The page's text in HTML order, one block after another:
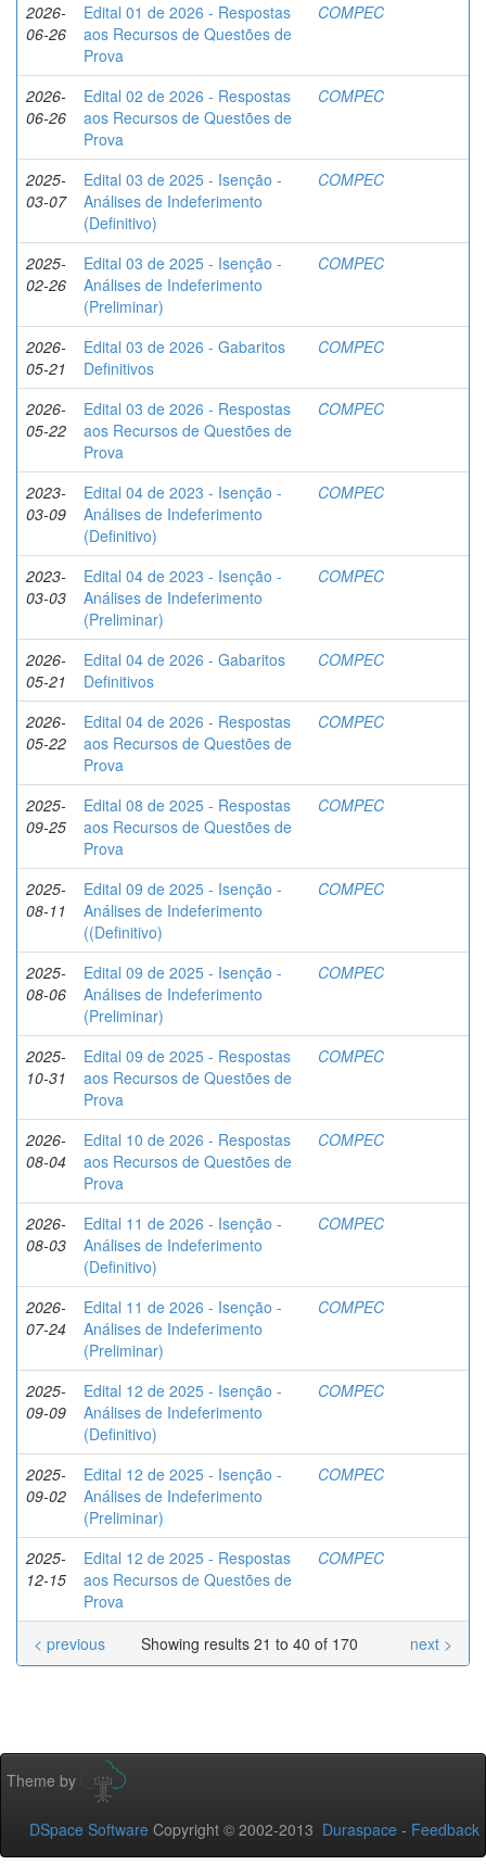
2026-
06-26
Edital 01 de 2026 - Respostas
aos Recursos de Questões de
Prova
COMPEC
2026-
06-26
Edital 02 de 2026 - Respostas
aos Recursos de Questões de
Prova
COMPEC
2025-
03-07
Edital 03 de 2025 - Isenção -
Análises de Indeferimento
(Definitivo)
COMPEC
2025-
02-26
Edital 03 de 2025 - Isenção -
Análises de Indeferimento
(Preliminar)
COMPEC
2026-
05-21
Edital 03 de 2026 - Gabaritos
Definitivos
COMPEC
2026-
05-22
Edital 03 de 2026 - Respostas
aos Recursos de Questões de
Prova
COMPEC
2023-
03-09
Edital 04 de 2023 - Isenção -
Análises de Indeferimento
(Definitivo)
COMPEC
2023-
03-03
Edital 04 de 2023 - Isenção -
Análises de Indeferimento
(Preliminar)
COMPEC
2026-
05-21
Edital 04 de 2026 - Gabaritos
Definitivos
COMPEC
2026-
05-22
Edital 04 de 2026 - Respostas
aos Recursos de Questões de
Prova
COMPEC
2025-
09-25
Edital 08 de 2025 - Respostas
aos Recursos de Questões de
Prova
COMPEC
2025-
08-11
Edital 09 de 2025 - Isenção -
Análises de Indeferimento
((Definitivo)
COMPEC
2025-
08-06
Edital 09 de 2025 - Isenção -
Análises de Indeferimento
(Preliminar)
COMPEC
2025-
10-31
Edital 09 de 2025 - Respostas
aos Recursos de Questões de
Prova
COMPEC
2026-
08-04
Edital 10 de 2026 - Respostas
aos Recursos de Questões de
Prova
COMPEC
2026-
08-03
Edital 11 de 2026 - Isenção -
Análises de Indeferimento
(Definitivo)
COMPEC
2026-
07-24
Edital 11 de 2026 - Isenção -
Análises de Indeferimento
(Preliminar)
COMPEC
2025-
09-09
Edital 12 de 2025 - Isenção -
Análises de Indeferimento
(Definitivo)
COMPEC
2025-
09-02
Edital 12 de 2025 - Isenção -
Análises de Indeferimento
(Preliminar)
COMPEC
2025-
12-15
Edital 12 de 2025 - Respostas
aos Recursos de Questões de
Prova
COMPEC
Showing results 21 to 40 of 170
< previous next >
Theme by
DSpace Software Copyright © 2002-2013 Duraspace - Feedback